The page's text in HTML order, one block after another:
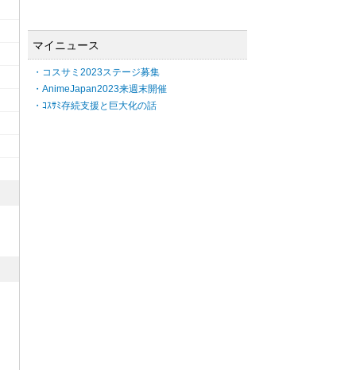
マイニュース
・コスサミ2023ステージ募集
・AnimeJapan2023来週末開催
・ｺｽｻﾐ存続支援と巨大化の話